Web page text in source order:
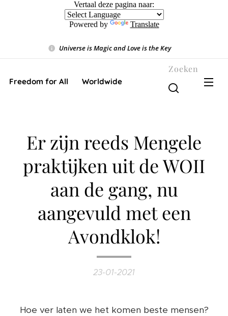
Vertaal deze pagina naar:
Powered by Translate
Universe is Magic and Love is the Key❤️
Freedom for All ❤️ Worldwide
Zoeken
Er zijn reeds Mengele
praktijken uit de WOII
aan de gang, nu
aangevuld met een
Avondklok!
23-01-2021
Hoe ver laten we het komen beste mensen?